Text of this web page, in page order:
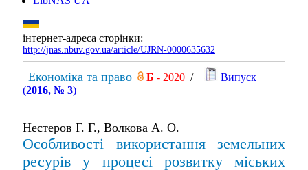
інтернет-адреса сторінки:
http://jnas.nbuv.gov.ua/article/UJRN-0000635632
Економіка та право Б - 2020 /
Випуск
(2016, № 3)
Нестеров Г. Г., Волкова А. О.
Oсобливості використання земельних
ресурів у процесі розвитку міських